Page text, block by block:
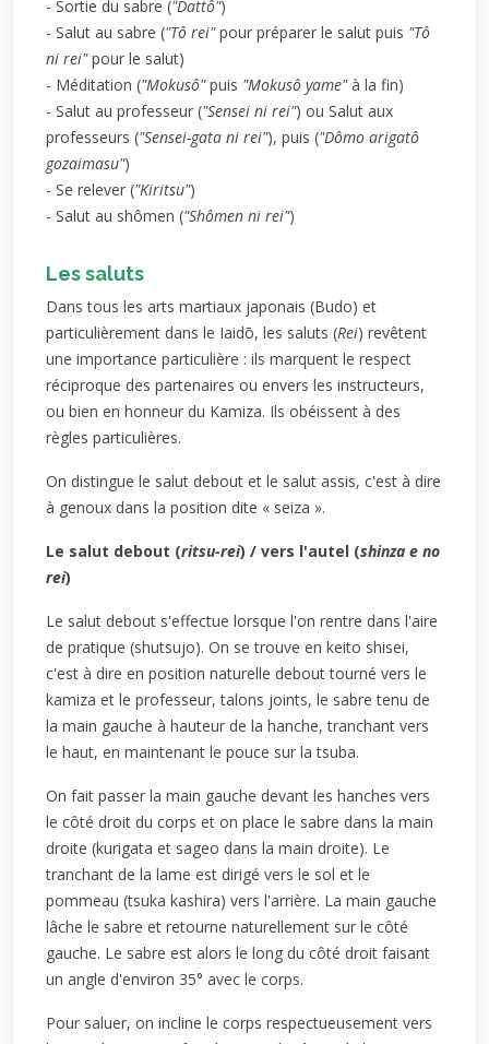
- Sortie du sabre ("Dattô")
- Salut au sabre ("Tô rei"pour préparer le salut puis "Tô
ni rei"pour le salut)
- Méditation ("Mokusô"puis "Mokusô yame"à la fin)
- Salut au professeur ("Sensei ni rei") ou Salut aux
professeurs ("Sensei-gata ni rei"), puis ("Dômo arigatô
gozaimasu")
- Se relever ("Kiritsu")
- Salut au shômen ("Shômen ni rei")
Les saluts
Dans tous les arts martiaux japonais (Budo) et
particulièrement dans le Iaidō, les saluts (Rei) revêtent
une importance particulière : ils marquent le respect
réciproque des partenaires ou envers les instructeurs,
ou bien en honneur du Kamiza. Ils obéissent à des
règles particulières.
On distingue le salut debout et le salut assis, c'est à dire
à genoux dans la position dite « seiza ».
Le salut debout (ritsu-rei) / vers l'autel (shinza e no
rei)
Le salut debout s'effectue lorsque l'on rentre dans l'aire
de pratique (shutsujo). On se trouve en keito shisei,
c'est à dire en position naturelle debout tourné vers le
kamiza et le professeur, talons joints, le sabre tenu de
la main gauche à hauteur de la hanche, tranchant vers
le haut, en maintenant le pouce sur la tsuba.
On fait passer la main gauche devant les hanches vers
le côté droit du corps et on place le sabre dans la main
droite (kurigata et sageo dans la main droite). Le
tranchant de la lame est dirigé vers le sol et le
pommeau (tsuka kashira) vers l'arrière. La main gauche
lâche le sabre et retourne naturellement sur le côté
gauche. Le sabre est alors le long du côté droit faisant
un angle d'environ 35° avec le corps.
Pour saluer, on incline le corps respectueusement vers